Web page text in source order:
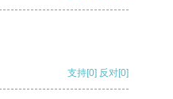
支持[0] 反对[0]